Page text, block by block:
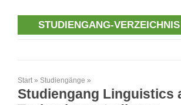
STUDIENGANG-VERZEICHNIS
Start » Studiengänge »
Studiengang Linguistics